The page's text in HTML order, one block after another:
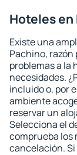
Hoteles en
Existe una
Pachino,
problemas a la
necesidades.
incluido o, por
ambiente
reservar un
Selecciona el
comprueba los
cancelación.